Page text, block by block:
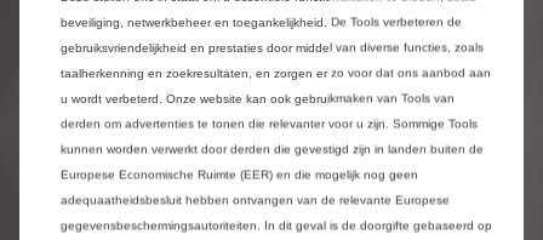
Assistentie & beveiliging
Voortdurende waakzaamheid, ook op afstand.
Connected Alarm + SOS & Assistance verbeteren
de veiligheid van de bestuurder en de passagiers.
Voertuig volgen, assistentie bij diefstal, meldingen
bij inbraak of incidenten: je bent zelf de baas over
je gemoedsrust.
beveiliging, netwerkbeheer en toegankelijkheid. De Tools verbeteren de
gebruiksvriendelijkheid en prestaties door middel van diverse functies, zoals
taalherkenning en zoekresultaten, en zorgen er zo voor dat ons aanbod aan
u wordt verbeterd. Onze website kan ook gebruikmaken van Tools van
derden om advertenties te tonen die relevanter voor u zijn. Sommige Tools
kunnen worden verwerkt door derden die gevestigd zijn in landen buiten de
Europese Economische Ruimte (EER) en die mogelijk nog geen
adequaatheidsbesluit hebben ontvangen van de relevante Europese
gegevensbeschermingsautoriteiten. In dit geval is de doorgifte gebaseerd op